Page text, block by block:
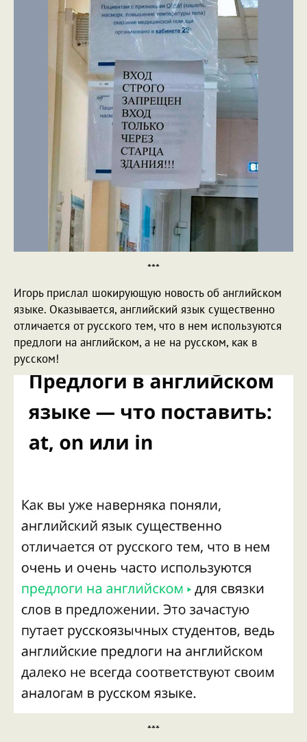
***
Игорь прислал шокирующую новость об английском
языке. Оказывается, английский язык существенно
отличается от русского тем, что в нем используются
предлоги на английском, а не на русском, как в
русском!
***